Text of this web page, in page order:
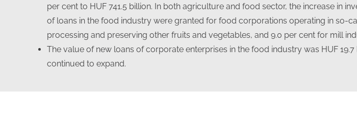
per cent to HUF 741.5 billion. In both agriculture and food sector, the increase in
of loans in the food industry were granted for food corporations operating in so-
processing and preserving other fruits and vegetables, and 9.0 per cent for mill
The value of new loans of corporate enterprises in the food industry was HUF
continued to expand.